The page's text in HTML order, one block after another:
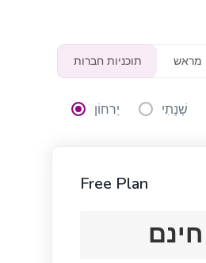
Ads And Marketing Tools
תוכניות חברות מראש
יַרחוֹן שְׁנָתִי
Free Plan
חינם